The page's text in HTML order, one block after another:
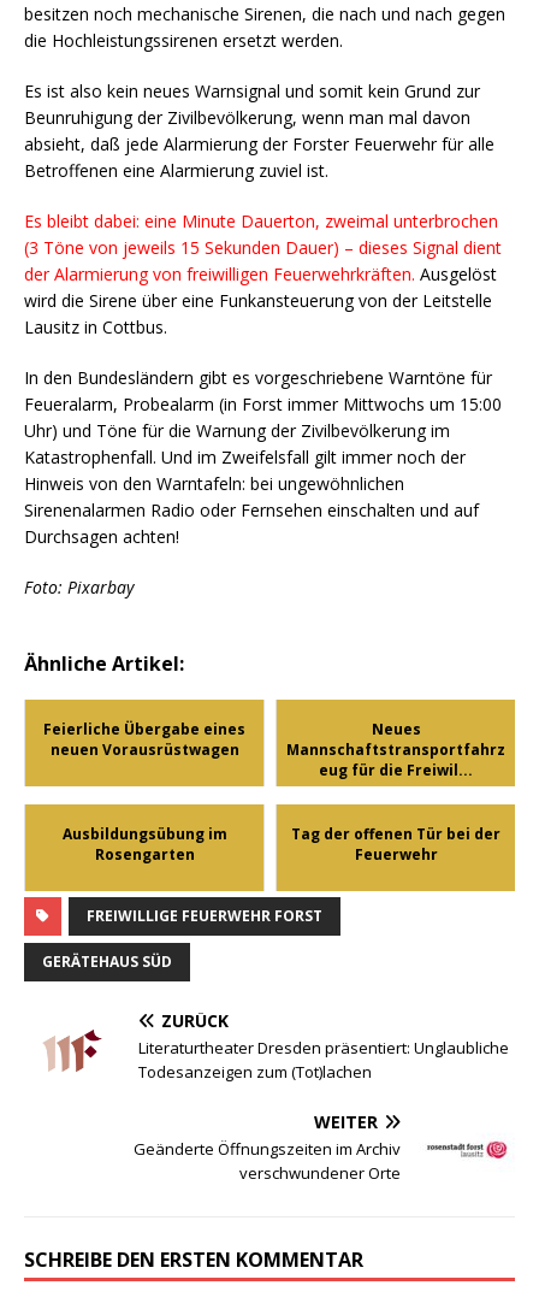
besitzen noch mechanische Sirenen, die nach und nach gegen
die Hochleistungssirenen ersetzt werden.
Es ist also kein neues Warnsignal und somit kein Grund zur
Beunruhigung der Zivilbevölkerung, wenn man mal davon
absieht, daß jede Alarmierung der Forster Feuerwehr für alle
Betroffenen eine Alarmierung zuviel ist.
Es bleibt dabei: eine Minute Dauerton, zweimal unterbrochen
(3 Töne von jeweils 15 Sekunden Dauer) – dieses Signal dient
der Alarmierung von freiwilligen Feuerwehrkräften. Ausgelöst
wird die Sirene über eine Funkansteuerung von der Leitstelle
Lausitz in Cottbus.
In den Bundesländern gibt es vorgeschriebene Warntöne für
Feueralarm, Probealarm (in Forst immer Mittwochs um 15:00
Uhr) und Töne für die Warnung der Zivilbevölkerung im
Katastrophenfall. Und im Zweifelsfall gilt immer noch der
Hinweis von den Warntafeln: bei ungewöhnlichen
Sirenenalarmen Radio oder Fernsehen einschalten und auf
Durchsagen achten!
Foto: Pixarbay
Ähnliche Artikel:
Feierliche Übergabe eines
neuen Vorausrüstwagen
Neues
Mannschaftstransportfahrz
eug für die Freiwil...
Ausbildungsübung im
Rosengarten
Tag der offenen Tür bei der
Feuerwehr
FREIWILLIGE FEUERWEHR FORST
GERÄTEHAUS SÜD
ZURÜCK
Literaturtheater Dresden präsentiert: Unglaubliche
Todesanzeigen zum (Tot)lachen
WEITER
Geänderte Öffnungszeiten im Archiv
verschwundener Orte
SCHREIBE DEN ERSTEN KOMMENTAR